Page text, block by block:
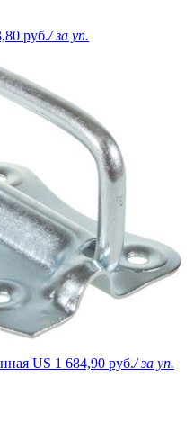
руб./ за уп.
US 1 684,90 руб./ за уп.